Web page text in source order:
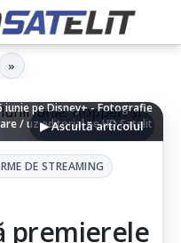
iunie pe Disney+ - Fotografie
/ uz editorial pe HD Satelit
▶ Ascultă articolul
DE STREAMING
premierele
»